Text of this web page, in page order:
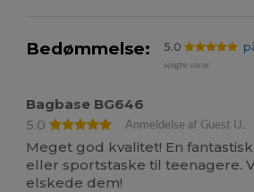
Bedømmelse: 5.0
solgte varer
Bagbase BG646
5.0
Anmeldelse af Guest U.
Meget god kvalitet! En
eller sportstaske til teenagere.
elskede dem!